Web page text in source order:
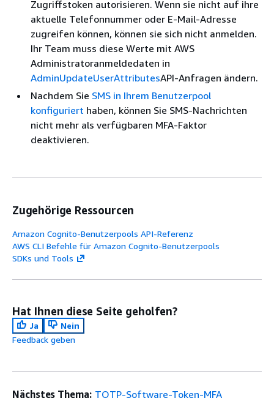
Zugriffstoken autorisieren. Wenn sie nicht auf ihre
aktuelle Telefonnummer oder E-Mail-Adresse
zugreifen können, können sie sich nicht anmelden.
Ihr Team muss diese Werte mit AWS
Administratoranmeldedaten in
AdminUpdateUserAttributesAPI-Anfragen ändern.
Nachdem Sie SMS in Ihrem Benutzerpool
konfiguriert haben, können Sie SMS-Nachrichten
nicht mehr als verfügbaren MFA-Faktor
deaktivieren.
Zugehörige Ressourcen
Amazon Cognito-Benutzerpools API-Referenz
AWS CLI Befehle für Amazon Cognito-Benutzerpools
SDKs und Tools
Hat Ihnen diese Seite geholfen?
Ja
Nein
Feedback geben
Nächstes Thema: TOTP-Software-Token-MFA